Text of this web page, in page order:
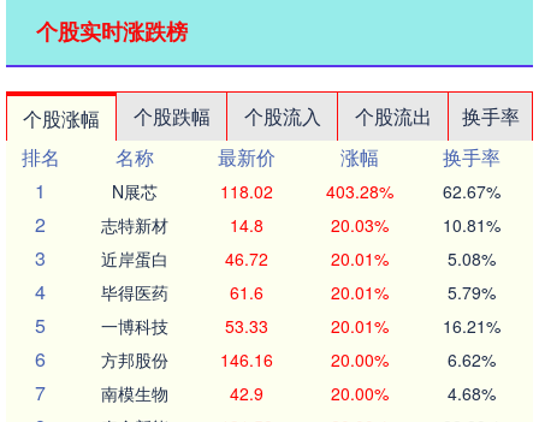
个股实时涨跌榜
个股涨幅 个股跌幅 个股流入 个股流出
换手率
排名
名称 最新价 涨幅
换手率
1
N展芯 118.02 403.28% 62.67%
2 志特新材 14.8 20.03% 10.81%
3 近岸蛋白 46.72 20.01% 5.08%
4 毕得医药 61.6 20.01% 5.79%
5 一博科技 53.33 20.01% 16.21%
6 方邦股份 146.16 20.00% 6.62%
7 南模生物 42.9 20.00% 4.68%